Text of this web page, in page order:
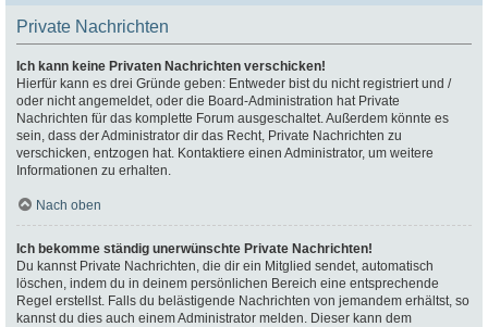
Private Nachrichten
Ich kann keine Privaten Nachrichten verschicken!
Hierfür kann es drei Gründe geben: Entweder bist du nicht registriert und /
oder nicht angemeldet, oder die Board-Administration hat Private
Nachrichten für das komplette Forum ausgeschaltet. Außerdem könnte es
sein, dass der Administrator dir das Recht, Private Nachrichten zu
verschicken, entzogen hat. Kontaktiere einen Administrator, um weitere
Informationen zu erhalten.
Nach oben
Ich bekomme ständig unerwünschte Private Nachrichten!
Du kannst Private Nachrichten, die dir ein Mitglied sendet, automatisch
löschen, indem du in deinem persönlichen Bereich eine entsprechende
Regel erstellst. Falls du belästigende Nachrichten von jemandem erhältst, so
kannst du dies auch einem Administrator melden. Dieser kann dem